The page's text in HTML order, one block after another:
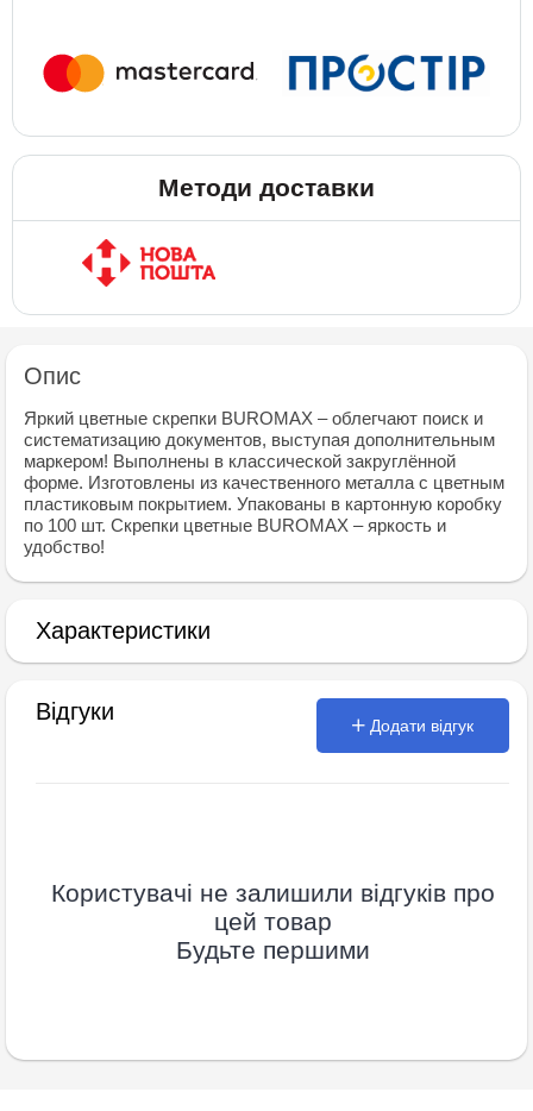
Методи доставки
Опис
Яркий цветные скрепки BUROMAX – облегчают поиск и
систематизацию документов, выступая дополнительным
маркером! Выполнены в классической закруглённой
форме. Изготовлены из качественного металла с цветным
пластиковым покрытием. Упакованы в картонную коробку
по 100 шт. Скрепки цветные BUROMAX – яркость и
удобство!
Характеристики
Відгуки
Додати відгук
Користувачі не залишили відгуків про
цей товар
Будьте першими